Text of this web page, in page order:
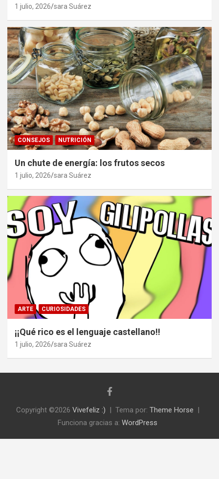
1 julio, 2026 sara Suárez
CONSEJOS NUTRICIÓN
Un chute de energía: los frutos secos
1 julio, 2026 sara Suárez
ARTE CURIOSIDADES
¡¡Qué rico es el lenguaje castellano!!
1 julio, 2026 sara Suárez
Copyright ©2026 Vivefeliz :) Tema por: Theme Horse
Funciona gracias a: WordPress